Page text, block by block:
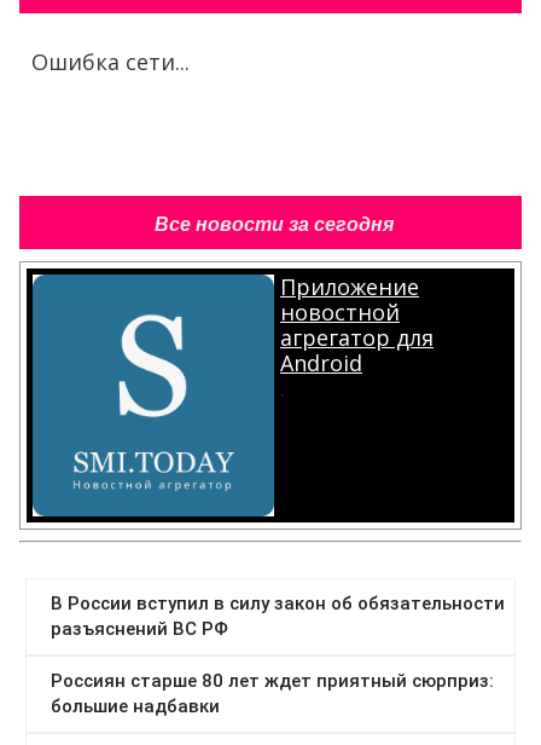
Ошибка сети...
Все новости за сегодня
Приложение
новостной
агрегатор для
Android
.